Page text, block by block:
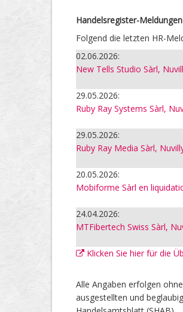
Handelsregister-
Folgend die letzten HR-
02.06.2026:
New Tells Studio Sàrl,
29.05.2026:
Ruby Ray Systems Sàrl,
29.05.2026:
Ruby Ray Media Sàrl,
20.05.2026:
Mobiforme Sàrl en
24.04.2026:
MTFibertech Swiss Sàrl,
Klicken Sie hier für die
Alle Angaben erfolgen
ausgestellten und